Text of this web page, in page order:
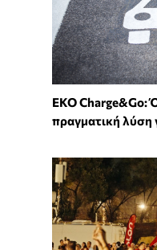
EKO Charge&Go:
πραγματική λύση